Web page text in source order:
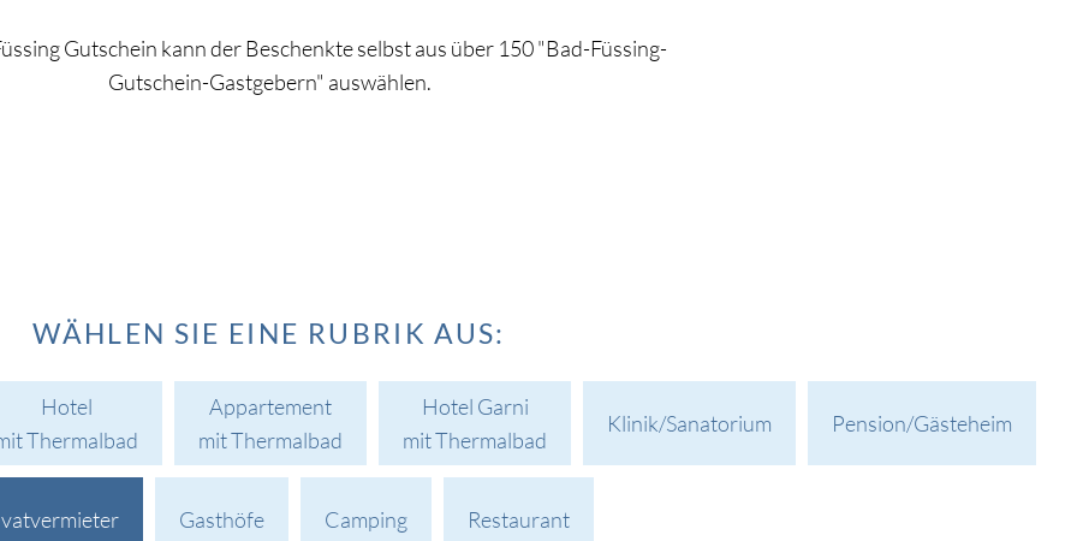
Gutschein kann der Beschenkte selbst aus über 150 "Bad-Füssing-
Gutschein-Gastgebern" auswählen.
WÄHLEN SIE EINE RUBRIK AUS:
Hotel
Thermalbad
Appartement
mit Thermalbad
Hotel Garni
mit Thermalbad
Klinik/Sanatorium Pension/Gästeheim
Gasthöfe Camping Restaurant